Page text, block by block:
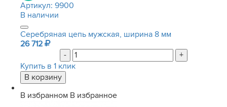
Артикул: 9900
В наличии
Серебряная цепь мужская, ширина 8 мм
26 712
-
+
Купить в 1 клик
В избранном В избранное